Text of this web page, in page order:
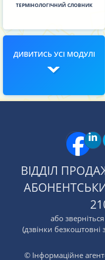
ТЕРМІНОЛОГІЧНИЙ СЛОВНИК
ДИВИТИСЬ УСІ МОДУЛІ
ВІДДІЛ
або
(дзвінки безкоштовні
© Інформаційне